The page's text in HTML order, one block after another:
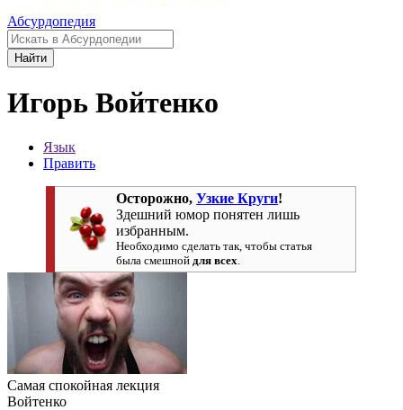
Абсурдопедия
Найти
Игорь Войтенко
Язык
Править
Осторожно,Узкие Круги!
Здешний юмор понятен лишь
избранным.
Необходимо сделать так, чтобы статья
была смешной для всех
Самая спокойная лекция
Войтенко